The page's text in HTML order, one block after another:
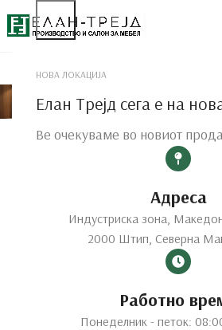
НОВА ЛОКАЦИЈА
Елан Трејд сега е на
Ве очекуваме во новиот
Адреса
Индустриска зона,
2000 Штип, Северна
Работно
Понеделник - петок:
Спална